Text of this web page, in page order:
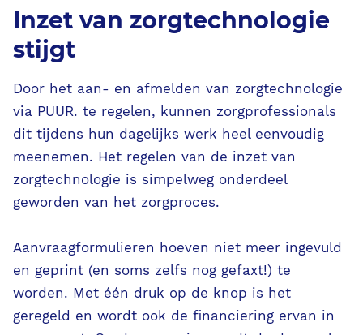
Inzet van zorgtechnologie
stijgt
Door het aan- en afmelden van zorgtechnologie
via PUUR. te regelen, kunnen zorgprofessionals
dit tijdens hun dagelijks werk heel eenvoudig
meenemen. Het regelen van de inzet van
zorgtechnologie is simpelweg onderdeel
geworden van het zorgproces.
Aanvraagformulieren hoeven niet meer ingevuld
en geprint (en soms zelfs nog gefaxt!) te
worden. Met één druk op de knop is het
geregeld en wordt ook de financiering ervan in